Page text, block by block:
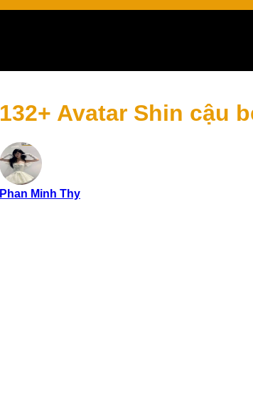
132+ Avatar Shin cậu
Phan Minh Thy